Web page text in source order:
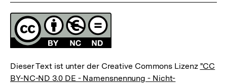
Lizenz
Dieser Text ist unter der Creative Commons Lizenz "CC
BY-NC-ND 3.0 DE - Namensnennung - Nicht-